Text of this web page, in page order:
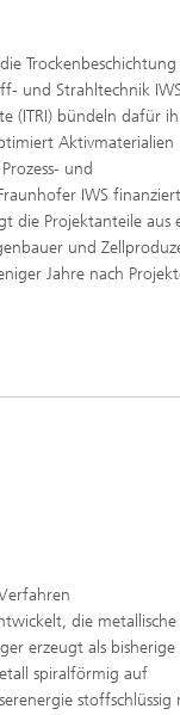
Trockenbeschichtung
und Strahltechnik
(ITRI) bündeln dafür
und
IWS
die Projektanteile aus
und
Jahre nach
die metallische
erzeugt als bisherige
spiralförmig auf
stoffschlüssig